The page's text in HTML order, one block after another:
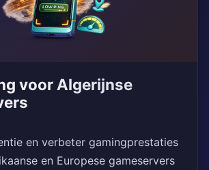
voor Algerijnse
en verbeter gamingprestaties
en Europese gameservers